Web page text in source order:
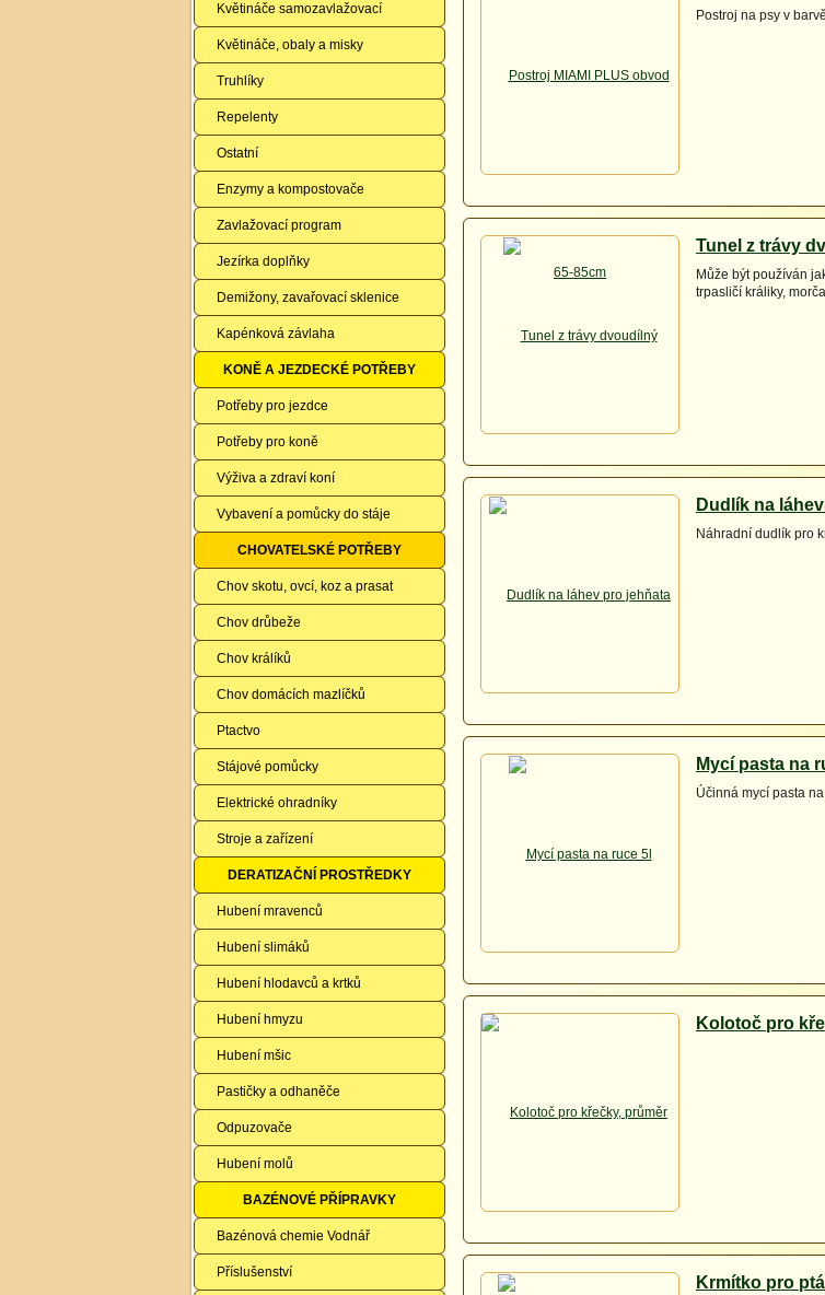
Květináče samozavlažovací
Květináče, obaly a misky
Truhlíky
Repelenty
Ostatní
Enzymy a kompostovače
Zavlažovací program
Jezírka doplňky
Demižony, zavařovací sklenice
Kapénková závlaha
KONĚ A JEZDECKÉ POTŘEBY
Potřeby pro jezdce
Potřeby pro koně
Výživa a zdraví koní
Vybavení a pomůcky do stáje
CHOVATELSKÉ POTŘEBY
Chov skotu, ovcí, koz a prasat
Chov drůbeže
Chov králíků
Chov domácích mazlíčků
Ptactvo
Stájové pomůcky
Elektrické ohradníky
Stroje a zařízení
DERATIZAČNÍ PROSTŘEDKY
Hubení mravenců
Hubení slimáků
Hubení hlodavců a krtků
Hubení hmyzu
Hubení mšic
Pastičky a odhaněče
Odpuzovače
Hubení molů
BAZÉNOVÉ PŘÍPRAVKY
Bazénová chemie Vodnář
Příslušenství
Postroj na psy v
Tunel z trávy
Může být používán
trpasličí králiky,
Dudlík na
Náhradní dudlík pro
Mycí pasta na
Účinná mycí pasta
Kolotoč pro
Krmítko pro